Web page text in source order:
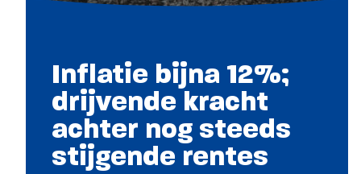
Inflatie bijna 12%;
drijvende kracht
achter nog steeds
stijgende rentes